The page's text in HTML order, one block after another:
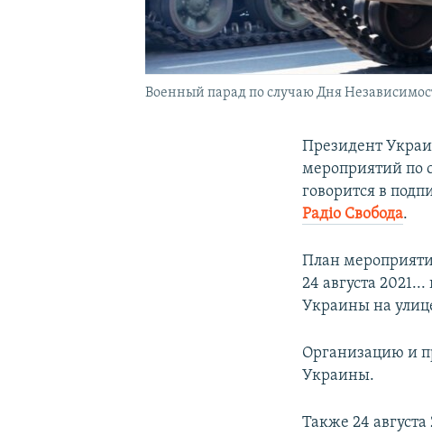
Военный парад по случаю Дня
Президент
мероприятий по
говорится в
Радіо Свобода.
План
24 августа
Украины на
Организацию и
Украины.
Также 24 августа